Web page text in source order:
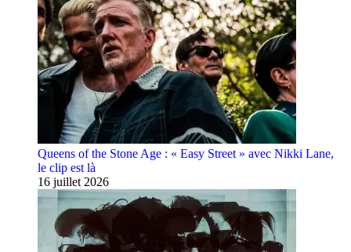
Queens of the Stone Age : « Easy Street » avec Nikki Lane,
le clip est là
16 juillet 2026